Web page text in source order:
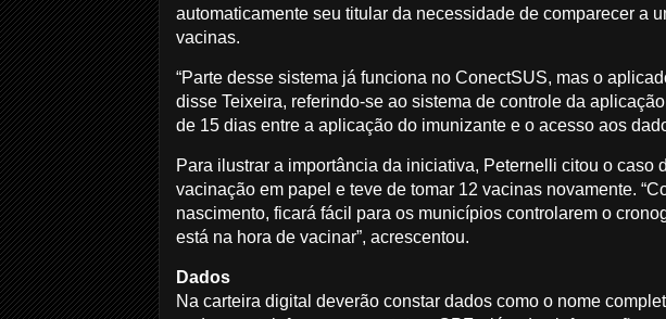
automaticamente seu titular da necessidade de comparecer a
vacinas.
“Parte desse sistema já funciona no ConectSUS, mas o
disse Teixeira, referindo-se ao sistema de controle da
de 15 dias entre a aplicação do imunizante e o acesso aos
Para ilustrar a importância da iniciativa, Peternelli citou o caso
vacinação em papel e teve de tomar 12 vacinas novamente.
nascimento, ficará fácil para os municípios controlarem o
está na hora de vacinar”, acrescentou.
Dados
Na carteira digital deverão constar dados como o nome